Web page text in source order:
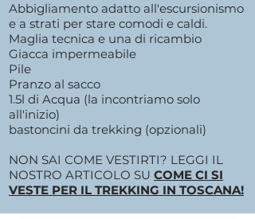
Abbigliamento adatto all'escursionismo
e a strati per stare comodi e caldi.
Maglia tecnica e una di ricambio
Giacca impermeabile
Pile
Pranzo al sacco
1.5l di Acqua (la incontriamo solo
all'inizio)
bastoncini da trekking (opzionali)
NON SAI COME VESTIRTI? LEGGI IL
NOSTRO ARTICOLO SU COME CI SI
VESTE PER IL TREKKING IN TOSCANA!